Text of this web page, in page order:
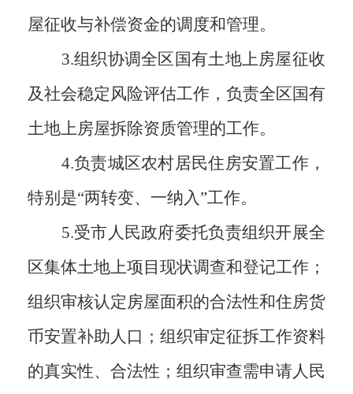
屋征收与补偿资金的调度和管理。
3.组织协调全区国有土地上房屋征收
及社会稳定风险评估工作，负责全区国有
土地上房屋拆除资质管理的工作。
4.负责城区农村居民住房安置工作，
特别是“两转变、一纳入”工作。
5.受市人民政府委托负责组织开展全
区集体土地上项目现状调查和登记工作；
组织审核认定房屋面积的合法性和住房货
币安置补助人口；组织审定征拆工作资料
的真实性、合法性；组织审查需申请人民